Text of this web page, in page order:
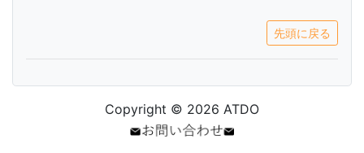
先頭に戻る
Copyright © 2026 ATDO